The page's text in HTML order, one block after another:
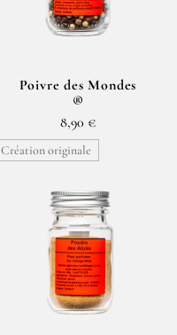
Poivre des Mondes
®
8,90 €
Création originale